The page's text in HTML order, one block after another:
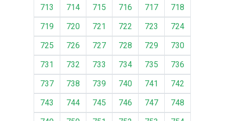
713
714 715 716 717
718
719
720 721 722 723
724
725
726 727 728 729
730
731
732 733 734 735
736
737
738 739 740 741
742
743
744 745 746 747
748